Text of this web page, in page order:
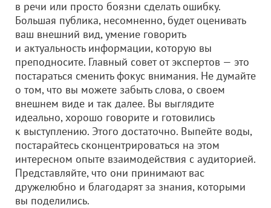
в речи или просто боязни сделать ошибку.
Большая публика, несомненно, будет оценивать
ваш внешний вид, умение говорить
и актуальность информации, которую вы
преподносите. Главный совет от экспертов — это
постараться сменить фокус внимания. Не думайте
о том, что вы можете забыть слова, о своем
внешнем виде и так далее. Вы выглядите
идеально, хорошо говорите и готовились
к выступлению. Этого достаточно. Выпейте воды,
постарайтесь сконцентрироваться на этом
интересном опыте взаимодействия с аудиторией.
Представляйте, что они принимают вас
дружелюбно и благодарят за знания, которыми
вы поделились.